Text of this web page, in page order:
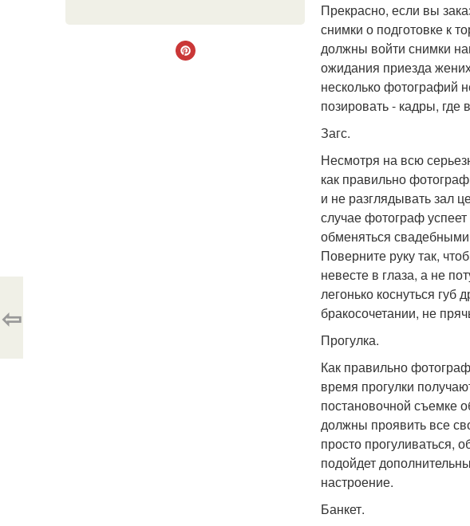
Прекрасно, если вы
снимки о подготовке к
должны войти снимки
ожидания приезда
несколько фотографий
позировать - кадры, где
Загс.
Несмотря на всю
как правильно
и не разглядывать зал
случае фотограф
обменяться свадебными
Поверните руку так,
невесте в глаза, а не
легонько коснуться губ
бракосочетании, не
Прогулка.
Как правильно
время прогулки
постановочной съемке
должны проявить все
просто прогуливаться,
подойдет
настроение.
Банкет.
⇦